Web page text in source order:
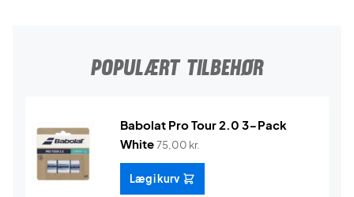
POPULÆRT TILBEHØR
Babolat Pro Tour 2.0 3-Pack
White75,00 kr.
Læg i kurv